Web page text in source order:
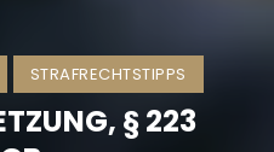
§ 223
STRAFRECHTSTIPPS